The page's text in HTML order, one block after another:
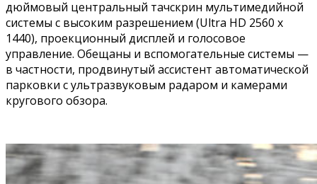
дюймовый центральный тачскрин мультимедийной
системы с высоким разрешением (Ultra HD 2560 x
1440), проекционный дисплей и голосовое
управление. Обещаны и вспомогательные системы —
в частности, продвинутый ассистент автоматической
парковки с ультразвуковым радаром и камерами
кругового обзора.